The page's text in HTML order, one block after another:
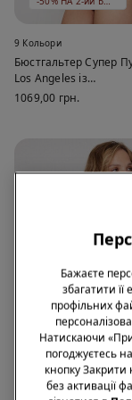
9 Кольори
Бюстгальтер Супер
Los Angeles із
Переробленого
1069,00 грн.
ПЕРЕРОБЛЕНЕ
-50% НА 2-ий БЮСТГАЛЬТЕР
Бажаєте
збагатити
профільних
Натискаючи
погоджуєтесь
кнопку Закрити
без активації